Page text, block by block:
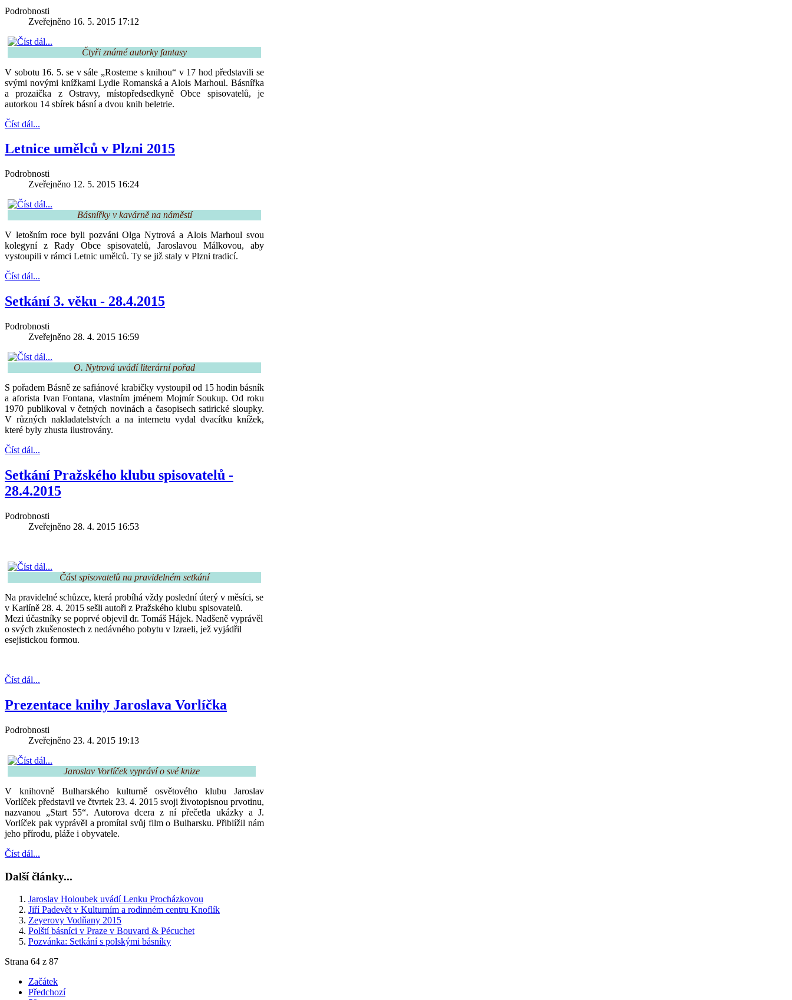
Podrobnosti
Zveřejněno 16. 5. 2015 17:12
Čtyři známé autorky fantasy
V sobotu 16. 5. se v sále „Rosteme s knihou“ v 17 hod představili se
svými novými knížkami Lydie Romanská a Alois Marhoul. Básnířka
a prozaička z Ostravy, místopředsedkyně Obce spisovatelů, je
autorkou 14 sbírek básní a dvou knih beletrie.
Číst dál...
Letnice umělců v Plzni 2015
Podrobnosti
Zveřejněno 12. 5. 2015 16:24
Básnířky v kavárně na náměstí
V letošním roce byli pozváni Olga Nytrová a Alois Marhoul svou
kolegyní z Rady Obce spisovatelů, Jaroslavou Málkovou, aby
vystoupili v rámci Letnic umělců. Ty se již staly v Plzni tradicí.
Číst dál...
Setkání 3. věku - 28.4.2015
Podrobnosti
Zveřejněno 28. 4. 2015 16:59
O. Nytrová uvádí literární pořad
S pořadem Básně ze safiánové krabičky vystoupil od 15 hodin básník
a aforista Ivan Fontana, vlastním jménem Mojmír Soukup. Od roku
1970 publikoval v četných novinách a časopisech satirické sloupky.
V různých nakladatelstvích a na internetu vydal dvacítku knížek,
které byly zhusta ilustrovány.
Číst dál...
Setkání Pražského klubu spisovatelů -
28.4.2015
Podrobnosti
Zveřejněno 28. 4. 2015 16:53
Část spisovatelů na pravidelném setkání
Na pravidelné schůzce, která probíhá vždy poslední úterý v měsíci, se
v Karlíně 28. 4. 2015 sešli autoři z Pražského klubu spisovatelů.
Mezi účastníky se poprvé objevil dr. Tomáš Hájek. Nadšeně vyprávěl
o svých zkušenostech z nedávného pobytu v Izraeli, jež vyjádřil
esejistickou formou.
Číst dál...
Prezentace knihy Jaroslava Vorlíčka
Podrobnosti
Zveřejněno 23. 4. 2015 19:13
Jaroslav Vorlíček vypráví o své knize
V knihovně Bulharského kulturně osvětového klubu Jaroslav
Vorlíček představil ve čtvrtek 23. 4. 2015 svoji životopisnou prvotinu,
nazvanou „Start 55“. Autorova dcera z ní přečetla ukázky a J.
Vorlíček pak vyprávěl a promítal svůj film o Bulharsku. Přiblížil nám
jeho přírodu, pláže i obyvatele.
Číst dál...
Další články...
Jaroslav Holoubek uvádí Lenku Procházkovou
Jiří Padevět v Kulturním a rodinném centru Knoflík
Zeyerovy Vodňany 2015
Polští básníci v Praze v Bouvard & Pécuchet
Pozvánka: Setkání s polskými básníky
Strana 64 z 87
Začátek
Předchozí